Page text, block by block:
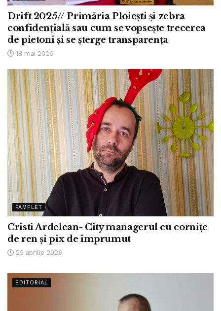
Drift 2025// Primăria Ploiești și zebra
confidențială sau cum se vopsește trecerea
de pietoni și se șterge transparența
18 mai 2026
PAMFLET
Cristi Ardelean- City managerul cu cornițe
de ren și pix de împrumut
25 aprilie 2026
EDITORIAL